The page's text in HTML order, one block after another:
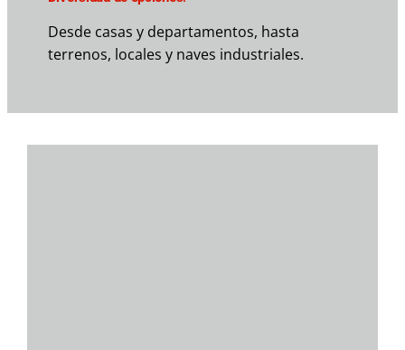
Desde casas y departamentos, hasta
terrenos, locales y naves industriales.